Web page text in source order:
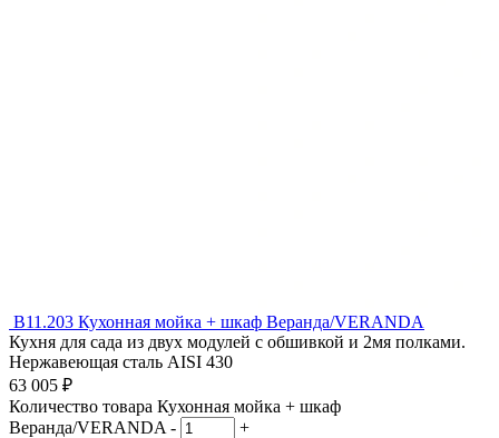
В11.203 Кухонная мойка + шкаф Веранда/VERANDA
Кухня для сада из двух модулей с обшивкой и 2мя полками.
Нержавеющая сталь AISI 430
63 005 ₽
Количество товара Кухонная мойка + шкаф
Веранда/VERANDA -
+